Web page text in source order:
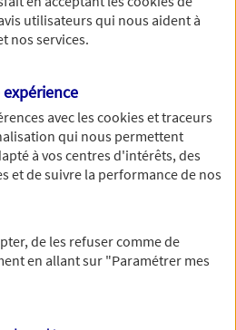
de 14 chiffres.
SIRET
sur les informations
plus
ici.
utilisateurs qui nous aident à
nos services.
avec lescookies et traceurs
qui nous permettent
à vos centres d'intérêts, des
et de suivre la performance de nos
de les refuser comme de
en allant sur "Paramétrer mes